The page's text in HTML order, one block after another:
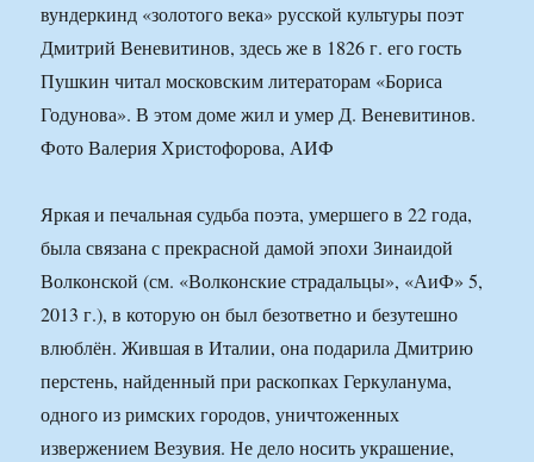
вундеркинд «золотого века» русской культуры поэт
Дмитрий Веневитинов, здесь же в 1826 г. его гость
Пушкин читал московским литераторам «Бориса
Годунова». В этом доме жил и умер Д. Веневитинов.
Фото Валерия Христофорова, АИФ
Яркая и печальная судьба поэта, умершего в 22 года,
была связана с прекрасной дамой эпохи Зинаидой
Волконской (см. «Волконские страдальцы», «АиФ» 5,
2013 г.), в которую он был безответно и безутешно
влюблён. Жившая в Италии, она подарила Дмитрию
перстень, найденный при раскопках Геркуланума,
одного из римских городов, уничтоженных
извержением Везувия. Не дело носить украшение,